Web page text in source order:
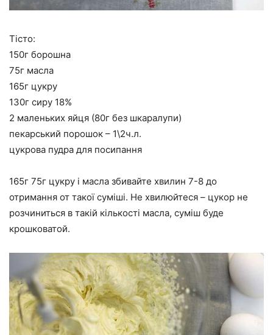
Тісто:
150г борошна
75г масла
165г цукру
130г сиру 18%
2 маленьких яйця (80г без шкаралупи)
пекарський порошок – 1\2ч.л.
цукрова пудра для посипання
165г 75г цукру і масла збивайте хвилин 7-8 до
отримання от такої суміші. Не хвилюйтеся – цукор не
розчиниться в такій кількості масла, суміш буде
крошковатой.